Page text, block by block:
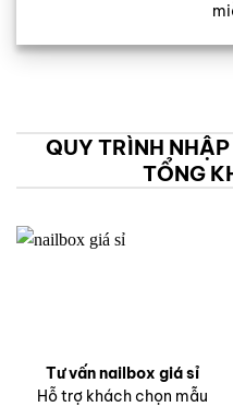
QUY TRÌNH
TỔNG
Tư vấn nailbox giá sỉ
Hỗ trợ khách chọn mẫu